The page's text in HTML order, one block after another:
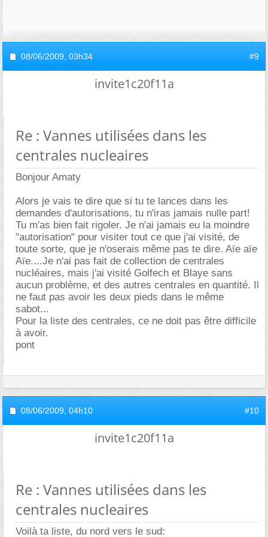
08/06/2009, 03h34 #9
invite1c20f11a
Re : Vannes utilisées dans les
centrales nucleaires
Bonjour Amaty
Alors je vais te dire que si tu te lances dans les
demandes d'autorisations, tu n'iras jamais nulle part!
Tu m'as bien fait rigoler. Je n'ai jamais eu la moindre
"autorisation" pour visiter tout ce que j'ai visité, de
toute sorte, que je n'oserais même pas te dire. Aïe aïe
Aïe....Je n'ai pas fait de collection de centrales
nucléaires, mais j'ai visité Golfech et Blaye sans
aucun problème, et des autres centrales en quantité. Il
ne faut pas avoir les deux pieds dans le même
sabot...
Pour la liste des centrales, ce ne doit pas être difficile
à avoir.
pont
08/06/2009, 04h10 #10
invite1c20f11a
Re : Vannes utilisées dans les
centrales nucleaires
Voilà ta liste, du nord vers le sud: